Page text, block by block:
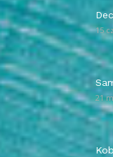
15
21